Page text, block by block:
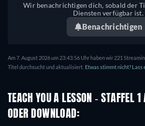
Wir benachrichtigen dich, sobald der
Diensten verfügbar ist.
Benachrichtigen
Am 7. August 2026 um 23:43:56 Uhr haben wir 221
Titel durchsucht und aktualisiert. Etwas stimmt nicht? Lass
TEACH YOU A LESSON - STAFFEL
ODER DOWNLOAD: